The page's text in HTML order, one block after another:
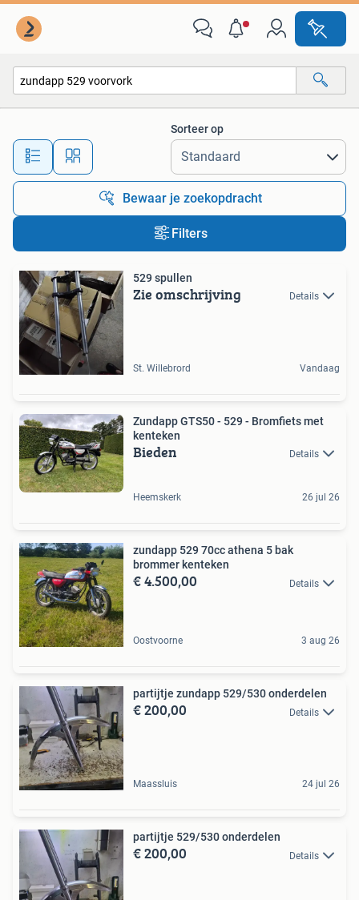
Alle afstanden…
Sorteer op
Bewaar je zoekopdracht
Filters
529 spullen
Zie omschrijving Details
St. Willebrord Vandaag
Zundapp GTS50 - 529 - Bromfiets met
kenteken
Bieden Details
Heemskerk 26 jul 26
zundapp 529 70cc athena 5 bak
brommer kenteken
€ 4.500,00 Details
Oostvoorne 3 aug 26
partijtje zundapp 529/530 onderdelen
€ 200,00 Details
Maassluis 24 jul 26
partijtje 529/530 onderdelen
€ 200,00 Details